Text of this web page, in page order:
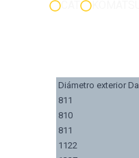
Diámetro exterior Da
811
810
811
1122